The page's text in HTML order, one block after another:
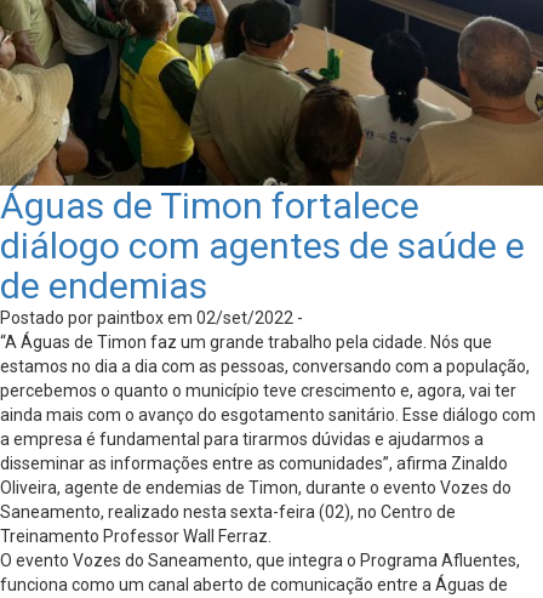
Águas de Timon fortalece
diálogo com agentes de saúde e
de endemias
Postado por paintbox em 02/set/2022 -
“A Águas de Timon faz um grande trabalho pela cidade. Nós que
estamos no dia a dia com as pessoas, conversando com a população,
percebemos o quanto o município teve crescimento e, agora, vai ter
ainda mais com o avanço do esgotamento sanitário. Esse diálogo com
a empresa é fundamental para tirarmos dúvidas e ajudarmos a
disseminar as informações entre as comunidades”, afirma Zinaldo
Oliveira, agente de endemias de Timon, durante o evento Vozes do
Saneamento, realizado nesta sexta-feira (02), no Centro de
Treinamento Professor Wall Ferraz.
O evento Vozes do Saneamento, que integra o Programa Afluentes,
funciona como um canal aberto de comunicação entre a Águas de